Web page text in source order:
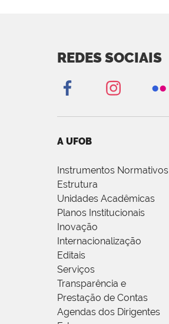
REDES SOCIAIS
A UFOB
Instrumentos Normativos
Estrutura
Unidades Acadêmicas
Planos Institucionais
Inovação
Internacionalização
Editais
Serviços
Transparência e
Prestação de Contas
Agendas dos Dirigentes